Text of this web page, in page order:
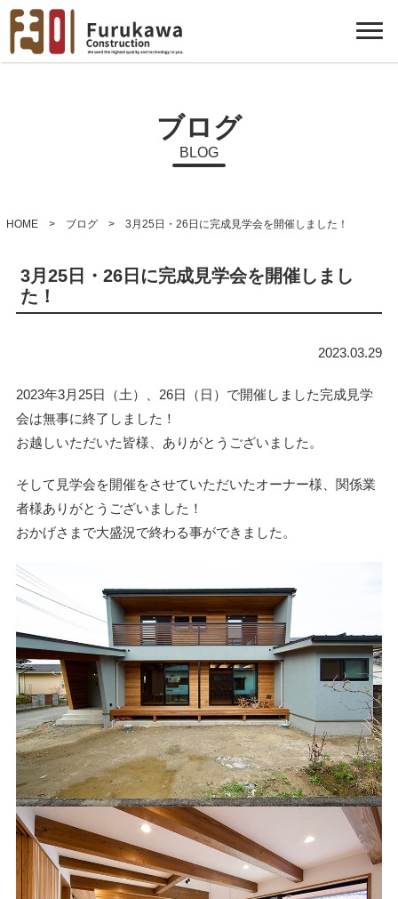
ブログ
BLOG
HOME > ブログ > 3月25日・26日に完成見学会を開催しました！
3月25日・26日に完成見学会を開催しまし
た！
2023.03.29
2023年3月25日（土）、26日（日）で開催しました完成見学
会は無事に終了しました！
お越しいただいた皆様、ありがとうございました。
そして見学会を開催をさせていただいたオーナー様、関係業
者様ありがとうございました！
おかげさまで大盛況で終わる事ができました。